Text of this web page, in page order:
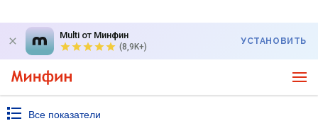
Multi от Минфин
(8,9K+)
УСТАНОВИТЬ
Все показатели